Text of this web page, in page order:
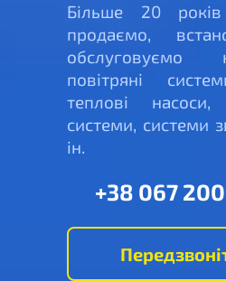
Більше 20 років
продаємо,
обслуговуємо
повітряні
теплові насоси,
системи, системи
ін.
+38 067